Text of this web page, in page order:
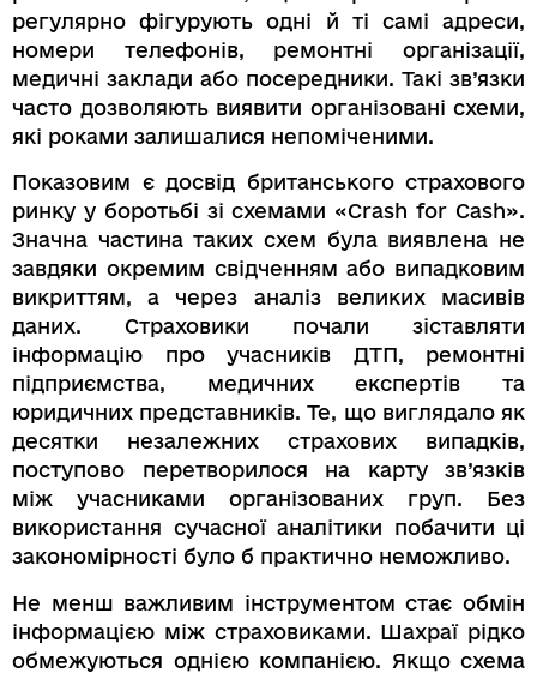
регулярно фігурують одні й ті самі адреси,
номери телефонів, ремонтні організації,
медичні заклади або посередники. Такі зв’язки
часто дозволяють виявити організовані схеми,
які роками залишалися непоміченими.
Показовим є досвід британського страхового
ринку у боротьбі зі схемами «Crash for Cash».
Значна частина таких схем була виявлена не
завдяки окремим свідченням або випадковим
викриттям, а через аналіз великих масивів
даних. Страховики почали зіставляти
інформацію про учасників ДТП, ремонтні
підприємства, медичних експертів та
юридичних представників. Те, що виглядало як
десятки незалежних страхових випадків,
поступово перетворилося на карту зв’язків
між учасниками організованих груп. Без
використання сучасної аналітики побачити ці
закономірності було б практично неможливо.
Не менш важливим інструментом стає обмін
інформацією між страховиками. Шахраї рідко
обмежуються однією компанією. Якщо схема